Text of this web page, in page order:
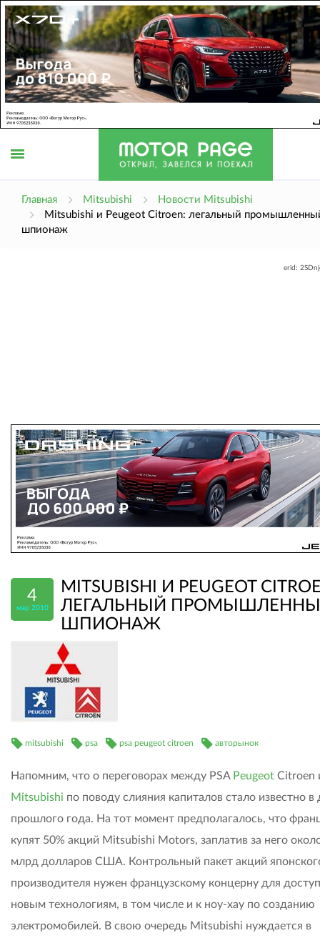
Главная Mitsubishi
Новости Mitsubishi
Mitsubishi и Peugeot Citroen: легальный
шпионаж
erid:
4
мар 2010
MITSUBISHI И PEUGEOT
ЛЕГАЛЬНЫЙ
ШПИОНАЖ
mitsubishi psa psa peugeot citroen авторынок
Напомним, что о переговорах между PSA Peugeot Citroen
Mitsubishi по поводу слияния капиталов стало известно в
прошлого года. На тот момент предполагалось, что
купят 50% акций Mitsubishi Motors, заплатив за него
млрд долларов США. Контрольный пакет акций
производителя нужен французскому концерну для
новым технологиям, в том числе и к ноу-хау по созданию
электромобилей. В свою очередь Mitsubishi нуждается в